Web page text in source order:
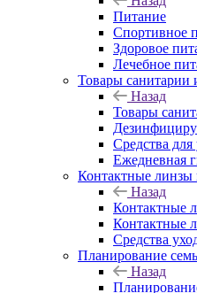
Питание
Спортивное
Здоровое
Лечебное
Товары санитарии
Назад
Товары
Средства для
Ежедневная
Контактные линзы
Назад
Контактные
Контактные
Средства
Планирование
Назад